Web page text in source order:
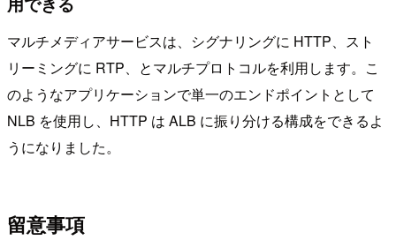
マルチメディアサービスは、シグナリングに HTTP、スト
リーミングに RTP、とマルチプロトコルを利用します。こ
のようなアプリケーションで単一のエンドポイントとして
NLB を使用し、HTTP は ALB に振り分ける構成をできるよ
うになりました。
留意事項